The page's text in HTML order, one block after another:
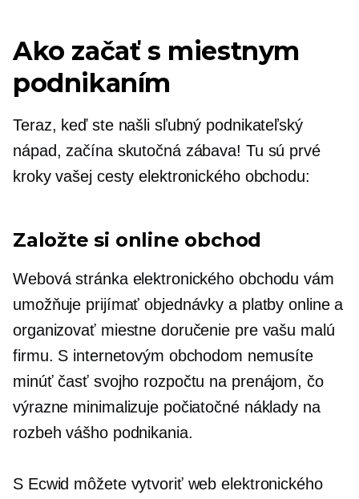
Ako začať s miestnym
podnikaním
Teraz, keď ste našli sľubný podnikateľský
nápad, začína skutočná zábava! Tu sú prvé
kroky vašej cesty elektronického obchodu:
Založte si online obchod
Webová stránka elektronického obchodu vám
umožňuje prijímať objednávky a platby online a
organizovať miestne doručenie pre vašu malú
firmu. S internetovým obchodom nemusíte
minúť časť svojho rozpočtu na prenájom, čo
výrazne minimalizuje počiatočné náklady na
rozbeh vášho podnikania.
S Ecwid môžete vytvoriť web elektronického